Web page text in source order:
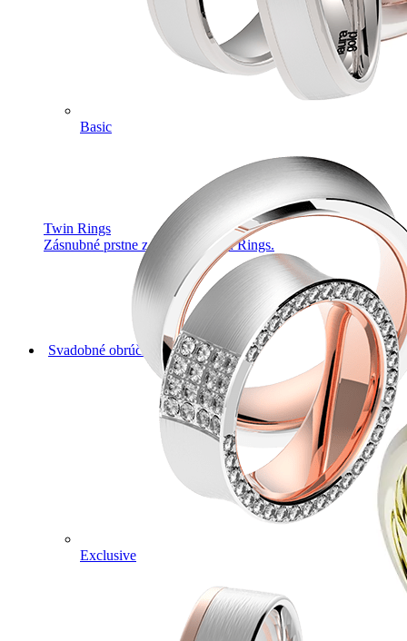
Twin Rings
Zásnubné prstne z kolekcie Twin Rings.
Svadobné obrúčky
Basic
Exclusive